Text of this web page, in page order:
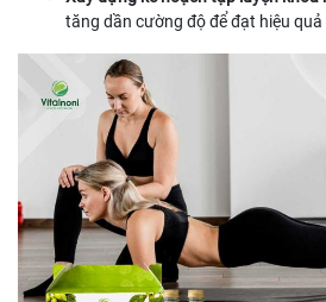
tăng dần cường độ để đạt hiệu